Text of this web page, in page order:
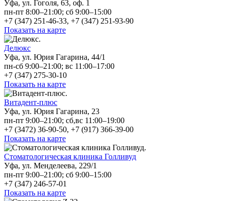
Уфа, ул. Гоголя, 63, оф. 1
пн-пт 8:00–21:00; сб 9:00–15:00
+7 (347) 251-46-33, +7 (347) 251-93-90
Показать на карте
Делюкс
Уфа, ул. Юрия Гагарина, 44/1
пн-сб 9:00–21:00; вс 11:00–17:00
+7 (347) 275-30-10
Показать на карте
Витадент-плюс
Уфа, ул. Юрия Гагарина, 23
пн-пт 9:00–21:00; сб,вс 11:00–19:00
+7 (3472) 36-90-50, +7 (917) 366-39-00
Показать на карте
Стоматологическая клиника Голливуд
Уфа, ул. Менделеева, 229/1
пн-пт 9:00–21:00; сб 9:00–15:00
+7 (347) 246-57-01
Показать на карте